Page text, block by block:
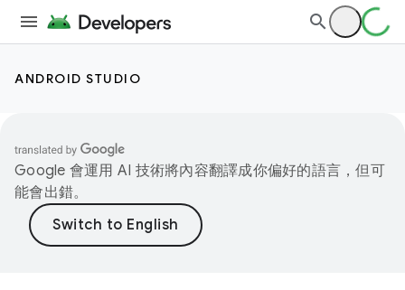
ANDROID STUDIO
Google 會運用 AI 技術將內容翻譯成你偏好的語言，但可
能會出錯。